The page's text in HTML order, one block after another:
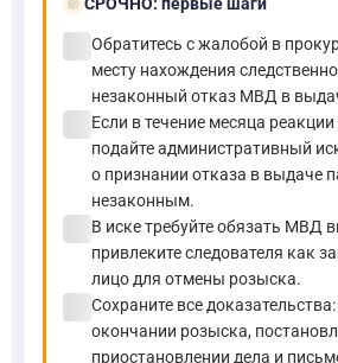
Обратитесь с жалобой в
месту нахождения
незаконный отказ МВД в
Если в течение месяца реакции
подайте административный
о признании отказа в выдаче
незаконным.
В иске требуйте обязать МВД
привлеките следователя как
лицо для отмены розыска.
Сохраните все
окончании розыска,
приостановлении дела и